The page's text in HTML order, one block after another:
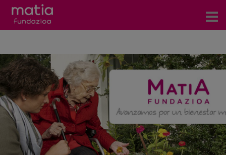
Servicios
Eventos
Contacto
Noticias